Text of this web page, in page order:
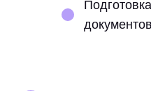
документов